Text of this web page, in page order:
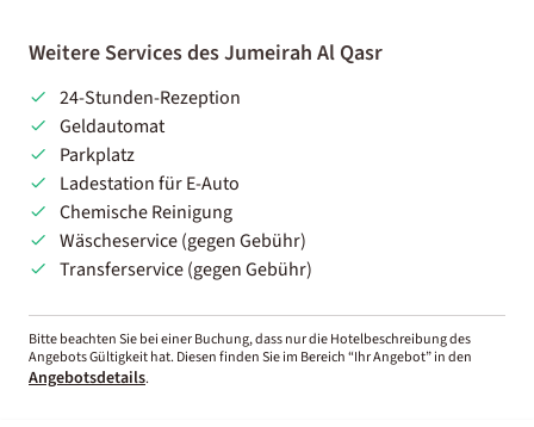
Weitere Services des Jumeirah Al Qasr
24-Stunden-Rezeption
Geldautomat
Parkplatz
Ladestation für E-Auto
Chemische Reinigung
Wäscheservice (gegen Gebühr)
Transferservice (gegen Gebühr)
Bitte beachten Sie bei einer Buchung, dass nur die Hotelbeschreibung des
Angebots Gültigkeit hat. Diesen finden Sie im Bereich “Ihr Angebot” in den
Angebotsdetails.